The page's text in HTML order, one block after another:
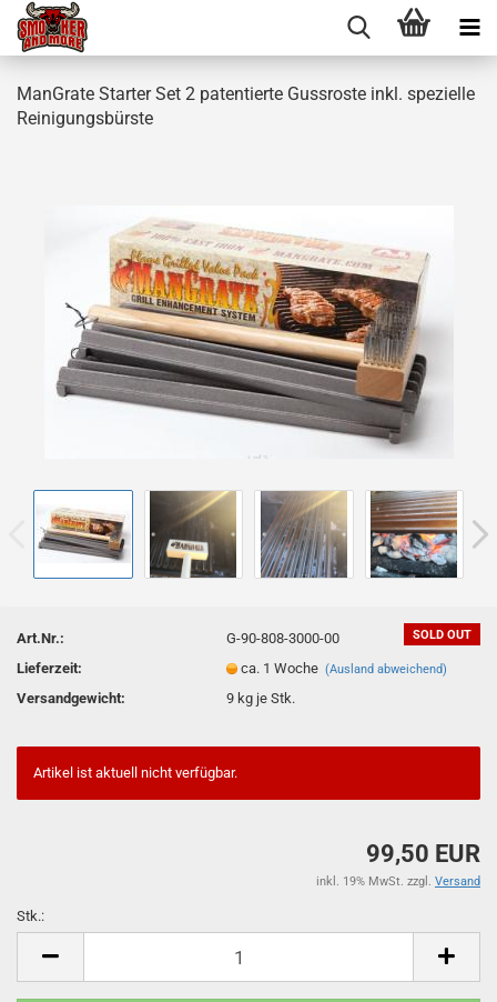
ManGrate Starter Set 2 patentierte Gussroste inkl. spezielle
Reinigungsbürste
SOLD OUT
Art.Nr.:
G-90-808-3000-00
Lieferzeit:
ca. 1 Woche(Ausland abweichend)
Versandgewicht: 9 kg je Stk.
Artikel ist aktuell nicht verfügbar.
99,50 EUR
inkl. 19% MwSt. zzgl. Versand
Stk.: